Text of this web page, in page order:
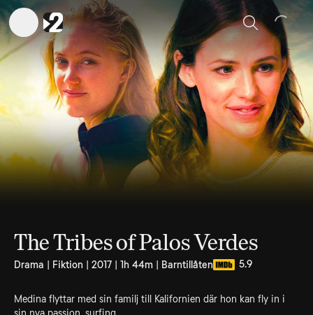
Sök
The Tribes of Palos Verdes
Drama | Fiktion | 2017 | 1h 44m | Barntillåten 5.9
Medina flyttar med sin familj till Kalifornien där hon kan fly in i